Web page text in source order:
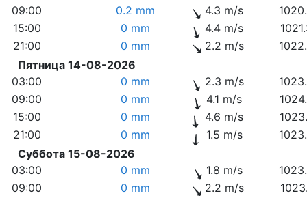
09:00
0.2 mm 4.3 m/s
15:00
0 mm 4.4 m/s
21:00
0 mm 2.2 m/s
Пятница 14-08-2026
03:00
0 mm 2.3 m/s
09:00
0 mm 4.1 m/s
15:00
0 mm 4.6 m/s
21:00
0 mm 1.5 m/s
Суббота 15-08-2026
03:00
0 mm 1.8 m/s
09:00
0 mm 2.2 m/s